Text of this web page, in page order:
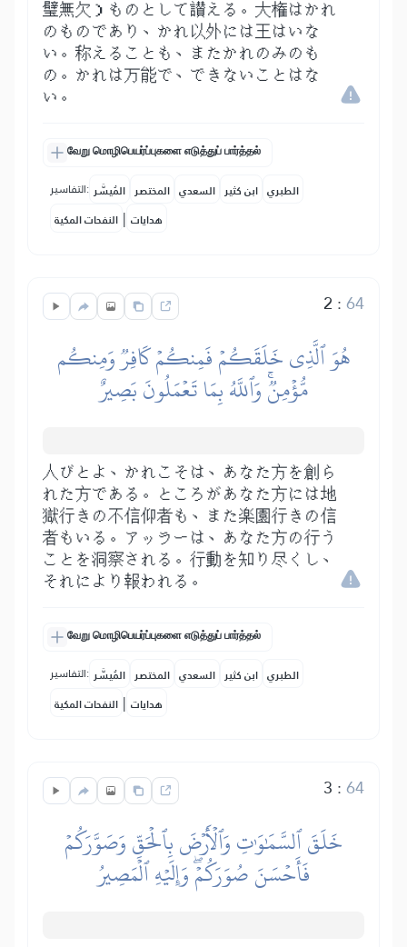
璧無欠）ものとして讃える。大権はかれ
のものであり、かれ以外には王はいな
い。称えることも、またかれのみのも
の。かれは万能で、できないことはな
い。
வேறு மொழிபெயர்ப்புகளை எடுத்துப் பார்த்தல்
التفاسير: المُيسَّر المختصر السعدي ابن كثير الطبري
النفحات المكية | هدايات
2 :64
هُوَ ٱلَّذِي خَلَقَكُمۡ فَمِنكُمۡ كَافِرٞ وَمِنكُم
مُّؤۡمِنٞۚ وَٱللَّهُ بِمَا تَعۡمَلُونَ بَصِيرٌ
人びとよ、かれこそは、あなた方を創ら
れた方である。ところがあなた方には地
獄行きの不信仰者も、また楽園行きの信
者もいる。アッラーは、あなた方の行う
ことを洞察される。行動を知り尽くし、
それにより報われる。
வேறு மொழிபெயர்ப்புகளை எடுத்துப் பார்த்தல்
التفاسير: المُيسَّر المختصر السعدي ابن كثير الطبري
النفحات المكية | هدايات
3 :64
خَلَقَ ٱلسَّمَٰوَٰتِ وَٱلۡأَرۡضَ بِٱلۡحَقِّ وَصَوَّرَكُمۡ
فَأَحۡسَنَ صُوَرَكُمۡۖ وَإِلَيۡهِ ٱلۡمَصِيرُ